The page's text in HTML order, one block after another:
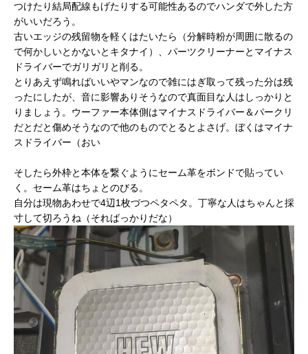
つけたり結局配線もげたりする可能性あるのでハンダで外した方
がいいだろう。
古いエッジの残留物を軽くはたいたら（分解時粉が周囲に散るの
で何かしいとかないとキタナイ）、パーツクリーナーとマイナス
ドライバーでガリガリと削る。
とりあえず鳴ればいいやマンなので雑にはぎ取って残った分は残
ったにしたが、音に影響ありそうなので真面目な人はしっかりと
りましょう。ウーファー本体側はマイナスドライバー＆パークリ
だとだと傷めそうなので他のものでとるとよさげ。ぼくはマイナ
スドライバー（おい
そしたら外枠と本体を繋ぐようにセーム革をボンドで貼ってい
く。セーム革はちょとのびる。
自分は現物あわせで4辺1枚づつペタペタ。丁寧な人はちゃんと採
寸して切ろうね（そればっかりだな）